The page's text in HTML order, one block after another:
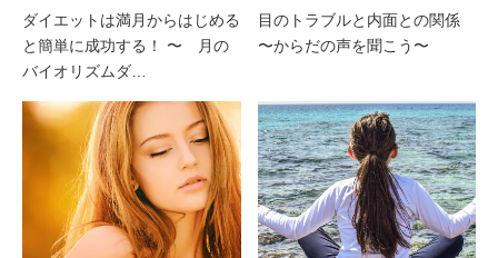
ダイエットは満月からはじめる
と簡単に成功する！ 〜 月の
バイオリズムダ…
目のトラブルと内面との関係
〜からだの声を聞こう〜